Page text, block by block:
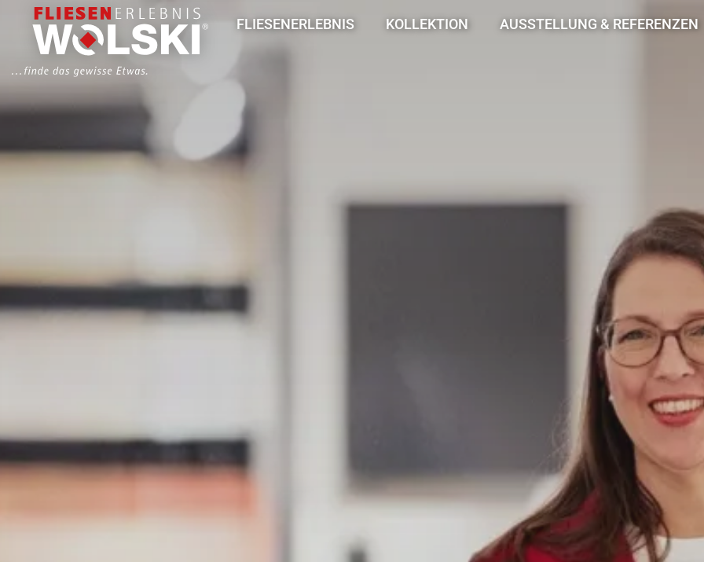
Direkt
FLIESENERLEBNIS
Unser Team
Fliesenausstellung
KOLLEKTION
Zubehör, Pflege & mehr
AUSSTELLUNG & REFERENZEN